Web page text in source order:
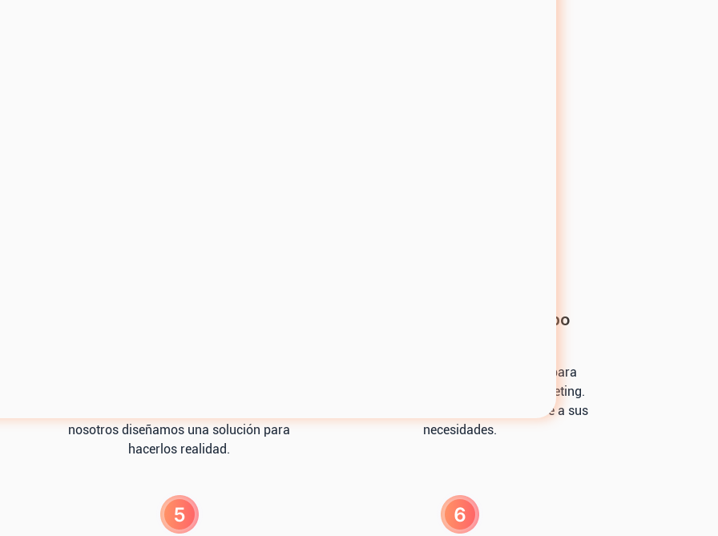
nosotros diseñamos una solución para
hacerlos realidad.
Plan y asignación del equipo
Creamos un cronograma preliminar para
lograr sus iniciativas de ventas y marketing.
Asignaremos un equipo experto acorde a sus
necesidades.